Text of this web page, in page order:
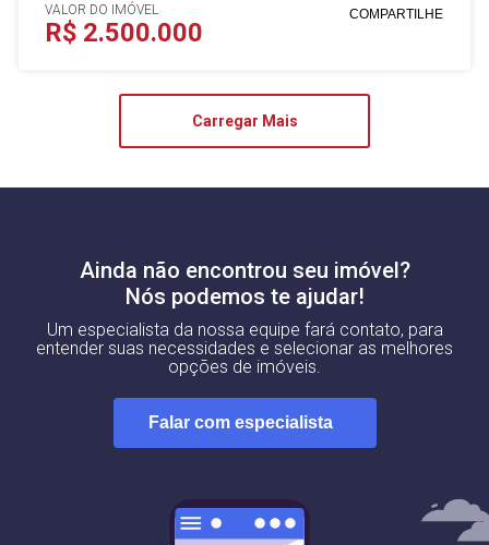
VALOR DO IMÓVEL
R$ 2.500.000
COMPARTILHE
Carregar Mais
Ainda não encontrou seu imóvel?
Nós podemos te ajudar!
Um especialista da nossa equipe fará contato, para
entender suas necessidades e selecionar as melhores
opções de imóveis.
Falar com especialista